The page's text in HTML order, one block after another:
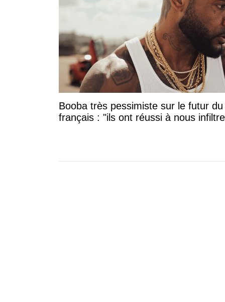
Booba très pessimiste sur le futur
français : "ils ont réussi à nous